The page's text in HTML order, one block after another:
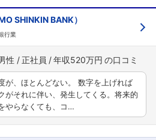
フォローしませんか？
SHINKIN BANK）
行業
性 正社員 年収520万円
が、ほとんどない。 数字を上げれば
がそれに伴い、発生してくる。将来的
やらなくても、コ…